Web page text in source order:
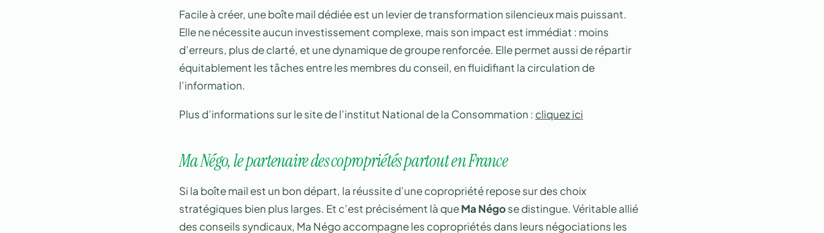
Facile à créer, une boîte mail dédiée est un levier de transformation silencieux mais puissant.
Elle ne nécessite aucun investissement complexe, mais son impact est immédiat : moins
d’erreurs, plus de clarté, et une dynamique de groupe renforcée. Elle permet aussi de répartir
équitablement les tâches entre les membres du conseil, en fluidifiant la circulation de
l’information.
Plus d’informations sur le site de l’institut National de la Consommation : cliquez ici
Ma Négo, le partenaire des copropriétés partout en France
Si la boîte mail est un bon départ, la réussite d’une copropriété repose sur des choix
stratégiques bien plus larges. Et c’est précisément là queMa Négose distingue. Véritable allié
des conseils syndicaux, Ma Négo accompagne les copropriétés dans leurs négociations les